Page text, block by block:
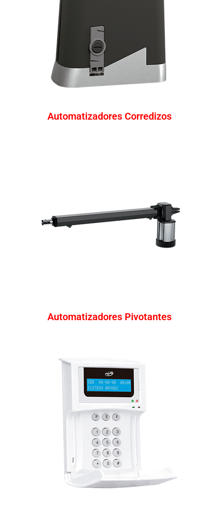
Automatizadores Corredizos
Automatizadores Pivotantes